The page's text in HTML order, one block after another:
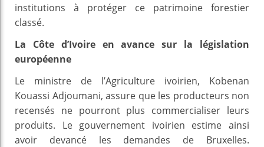
institutions à protéger ce patrimoine forestier
classé.
La Côte d’Ivoire en avance sur la législation
européenne
Le ministre de l’Agriculture ivoirien, Kobenan
Kouassi Adjoumani, assure que les producteurs non
recensés ne pourront plus commercialiser leurs
produits. Le gouvernement ivoirien estime ainsi
avoir devancé les demandes de Bruxelles.